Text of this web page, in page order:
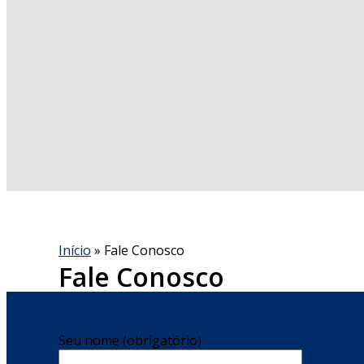
Início » Fale Conosco
Fale Conosco
Seu nome (obrigatório)